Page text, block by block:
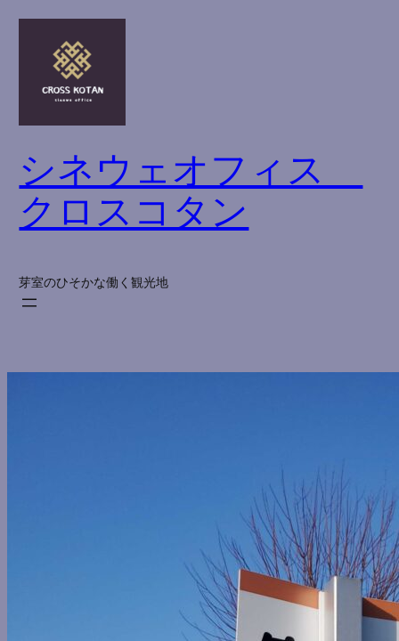
内
シネウェオフィス
クロスコタン
芽室のひそかな働く観光地